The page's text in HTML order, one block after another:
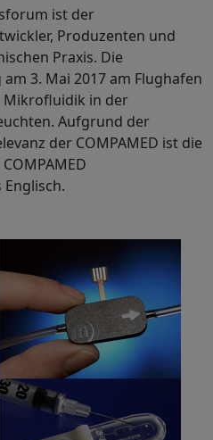
ist der
Produzenten und
Praxis. Die
3. Mai 2017 am Flughafen
Mikrofluidik in der
Aufgrund der
der COMPAMED ist die